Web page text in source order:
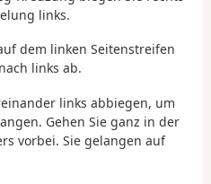
links.
dem linken Seitenstreifen
links ab.
links abbiegen, um
Gehen Sie ganz in der
vorbei. Sie gelangen auf